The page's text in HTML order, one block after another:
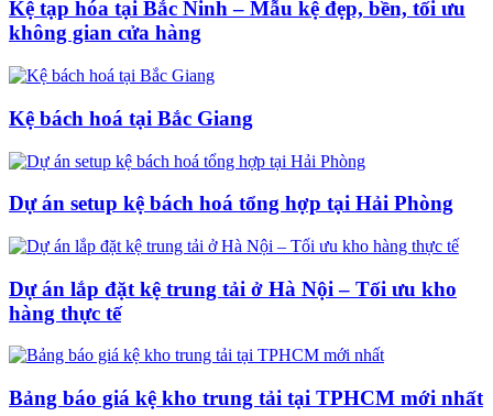
Kệ tạp hóa tại Bắc Ninh – Mẫu kệ đẹp, bền, tối ưu
không gian cửa hàng
Kệ bách hoá tại Bắc Giang
Dự án setup kệ bách hoá tổng hợp tại Hải Phòng
Dự án lắp đặt kệ trung tải ở Hà Nội – Tối ưu kho
hàng thực tế
Bảng báo giá kệ kho trung tải tại TPHCM mới nhất